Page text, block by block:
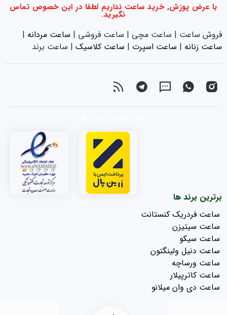
با عرض پوزش, خرید ساعت نداریم لطفا در این خصوص تماس
نگیرید.
فروش ساعت | ساعت مچی | ساعت فروشی | ساعت مردانه |
ساعت زنانه |‌ ساعت اسپرت |‌ ساعت کلاسیک | ساعت برند
برترین برند ها
ساعت فردریک کنستانت
ساعت سیتیزن
ساعت سیکو
ساعت دنیل ولینگتون
ساعت ورساچه
ساعت کاترپیلار
ساعت دی وان میلانو